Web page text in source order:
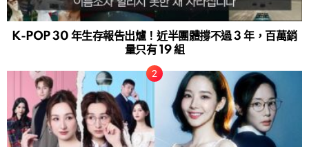
K-POP 30 年生存報告出爐！近半團體撐不過 3 年，百萬銷
量只有 19 組